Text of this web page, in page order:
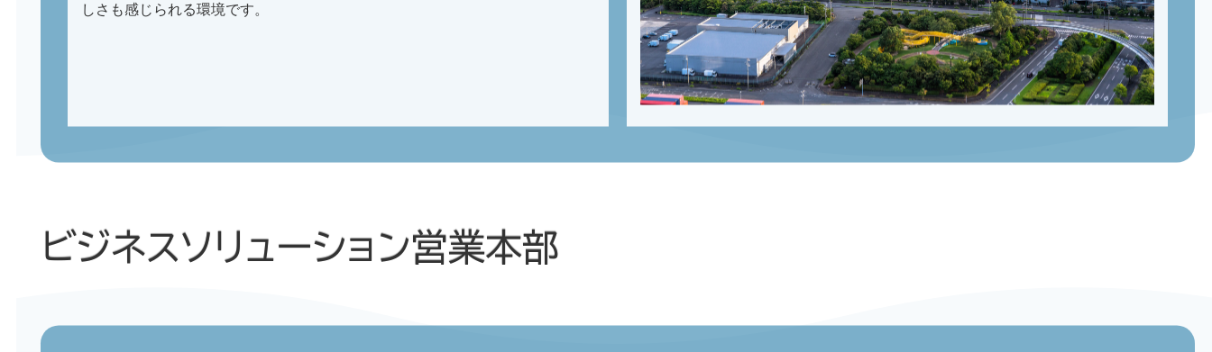
しさも感じられる環境です。
ビジネスソリューション営業本部